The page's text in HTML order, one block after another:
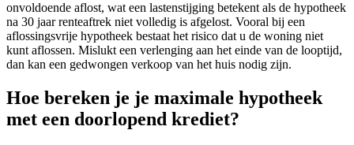
onvoldoende aflost, wat een lastenstijging betekent als de hypotheek
na 30 jaar renteaftrek niet volledig is afgelost. Vooral bij een
aflossingsvrije hypotheek bestaat het risico dat u de woning niet
kunt aflossen. Mislukt een verlenging aan het einde van de looptijd,
dan kan een gedwongen verkoop van het huis nodig zijn.
Hoe bereken je je maximale hypotheek
met een doorlopend krediet?